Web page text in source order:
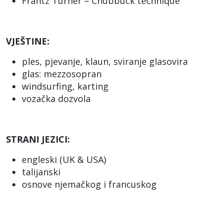
VJEŠTINE:
ples, pjevanje, klaun, sviranje glasovira
glas: mezzosopran
windsurfing, karting
vozačka dozvola
STRANI JEZICI:
engleski (UK & USA)
talijanski
osnove njemačkog i francuskog